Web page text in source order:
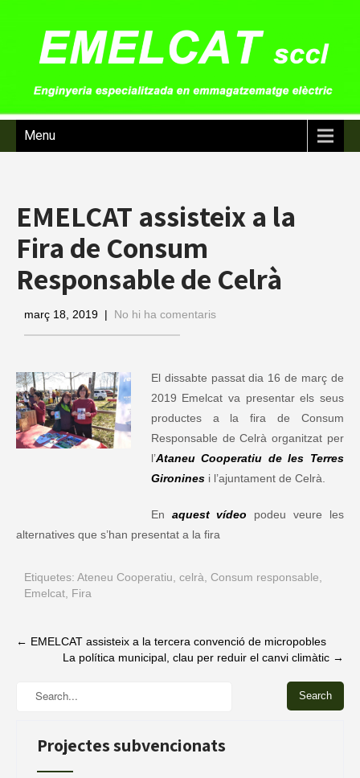
Menu
EMELCAT assisteix a la
Fira de Consum
Responsable de Celrà
març 18, 2019 | No hi ha comentaris
El dissabte passat dia 16 de març de
2019 Emelcat va presentar els seus
productes a la fira de Consum
Responsable de Celrà organitzat per
l’Ataneu Cooperatiu de les Terres
Gironinesi l’ajuntament de Celrà.
En aquest vídeo podeu veure les
alternatives que s’han presentat a la fira
Etiquetes: Ateneu Cooperatiu celrà Consum responsable
Emelcat Fira
Post
navigation
← EMELCAT assisteix a la tercera convenció de micropobles
La política municipal, clau per reduir el canvi climàtic →
Projectes subvencionats